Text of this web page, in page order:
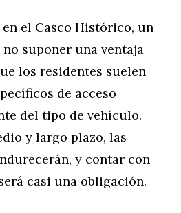
el Casco Histórico, un
no suponer una ventaja
los residentes suelen
de acceso
del tipo de vehículo.
y largo plazo, las
y contar con
casi una obligación.